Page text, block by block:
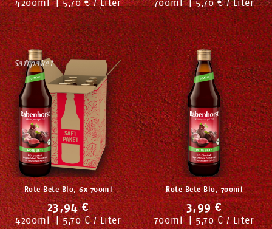
4200 ml | 5,70 € / Liter 700 ml | 5,70 € / Liter
Saftpaket
Rote Bete Bio, 6x 700ml
23,94 €
4200 ml | 5,70 € / Liter
Rote Bete Bio, 700ml
3,99 €
700 ml | 5,70 € / Liter